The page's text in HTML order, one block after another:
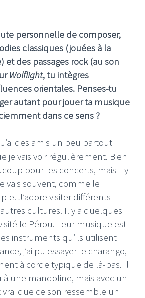
personnelle de composer,
classiques (jouées à la
et des passages rock (au son
Wolflight, tu intègres
orientales. Penses-tu
autant pour jouer ta musique
dans ce sens ?
des amis un peu partout
je vais voir régulièrement. Bien
pour les concerts, mais il y
vais souvent, comme le
J’adore visiter différents
cultures. Il y a quelques
le Pérou. Leur musique est
instruments qu’ils utilisent
j’ai pu essayer le charango,
à corde typique de là-bas. Il
une mandoline, mais avec un
vrai que ce son ressemble un